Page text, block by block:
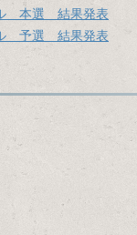
本選 結果発表
予選 結果発表